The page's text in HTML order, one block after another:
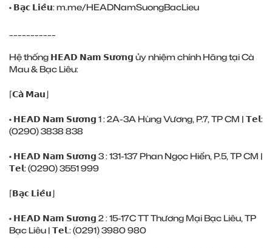
• 𝗕𝗮̣𝗰 𝗟𝗶𝗲̂𝘂:m.me/HEADNamSuongBacLieu
Hệ thống 𝗛𝗘𝗔𝗗 𝗡𝗮𝗺 𝗦𝘂̛𝗼̛𝗻𝗴 ủy nhiệm chính Hãng tại Cà
Mau & Bạc Liêu:
⌈𝗖𝗮̀ 𝗠𝗮𝘂⌋
• 𝗛𝗘𝗔𝗗 𝗡𝗮𝗺 𝗦𝘂̛𝗼̛𝗻𝗴 1 : 2A-3A Hùng Vương, P.7, TP CM | 𝗧𝗲𝗹:
(0290) ‎3838 838
• 𝗛𝗘𝗔𝗗 𝗡𝗮𝗺 𝗦𝘂̛𝗼̛𝗻𝗴 3 : 131-137 Phan Ngọc Hiển, P.5, TP CM |
𝗧𝗲𝗹: (0290) ‎3551 999
⌈𝗕𝗮̣𝗰 𝗟𝗶𝗲̂𝘂⌋
• 𝗛𝗘𝗔𝗗 𝗡𝗮𝗺 𝗦𝘂̛𝗼̛𝗻𝗴 2 : 15-17C TT Thương Mại Bạc Liêu, TP
Bạc Liêu | 𝗧𝗲𝗹.: (0291) ‎3980 980